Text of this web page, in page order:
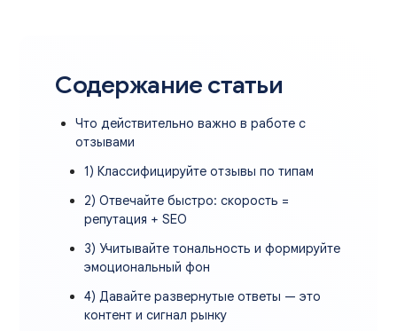
Содержание статьи
Что действительно важно в работе с
отзывами
1) Классифицируйте отзывы по типам
2) Отвечайте быстро: скорость =
репутация + SEO
3) Учитывайте тональность и формируйте
эмоциональный фон
4) Давайте развернутые ответы — это
контент и сигнал рынку